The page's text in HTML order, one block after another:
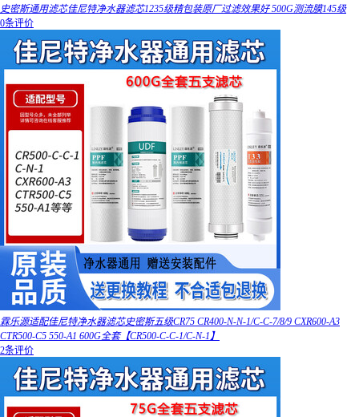
史密斯通用滤芯佳尼特净水器滤芯1235级精包装原厂过滤效果好 500G测流膜145级
0条评价
霖乐源适配佳尼特净水器滤芯史密斯五级CR75 CR400-N-N-1/C-C-7/8/9 CXR600-A3
CTR500-C5 550-A1 600G全套【CR500-C-C-1/C-N-1】
2条评价